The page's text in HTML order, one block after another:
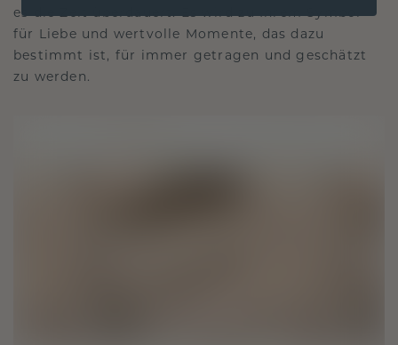
es die Zeit überdauert. Es wird zu Ihrem Symbol
für Liebe und wertvolle Momente, das dazu
bestimmt ist, für immer getragen und geschätzt
zu werden.